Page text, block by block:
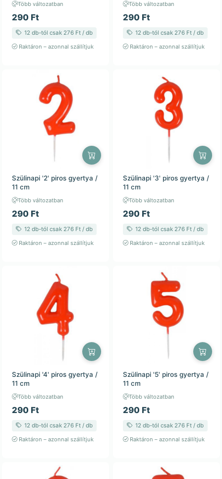
Több változatban
290 Ft
12 db-tól csak 276 Ft / db
Raktáron – azonnal szállítjuk
Több változatban
290 Ft
12 db-tól csak 276 Ft / db
Raktáron – azonnal szállítjuk
Szülinapi '2' piros gyertya /
11 cm
Több változatban
290 Ft
12 db-tól csak 276 Ft / db
Raktáron – azonnal szállítjuk
Szülinapi '3' piros gyertya /
11 cm
Több változatban
290 Ft
12 db-tól csak 276 Ft / db
Raktáron – azonnal szállítjuk
Szülinapi '4' piros gyertya /
11 cm
Több változatban
290 Ft
12 db-tól csak 276 Ft / db
Raktáron – azonnal szállítjuk
Szülinapi '5' piros gyertya /
11 cm
Több változatban
290 Ft
12 db-tól csak 276 Ft / db
Raktáron – azonnal szállítjuk